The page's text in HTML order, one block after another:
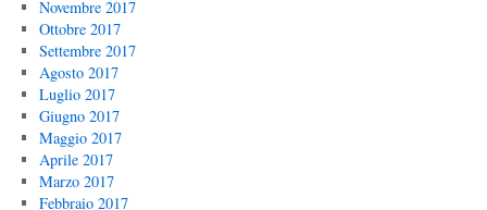
Novembre 2017
Ottobre 2017
Settembre 2017
Agosto 2017
Luglio 2017
Giugno 2017
Maggio 2017
Aprile 2017
Marzo 2017
Febbraio 2017